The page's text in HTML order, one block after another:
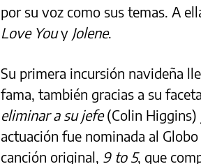
por su voz como sus temas. A
Love Youy Jolene.
Su primera incursión navideña
fama, también gracias a su
eliminar a su jefe(Colin Higgins)
actuación fue nominada al
canción original, 9 to 5, que